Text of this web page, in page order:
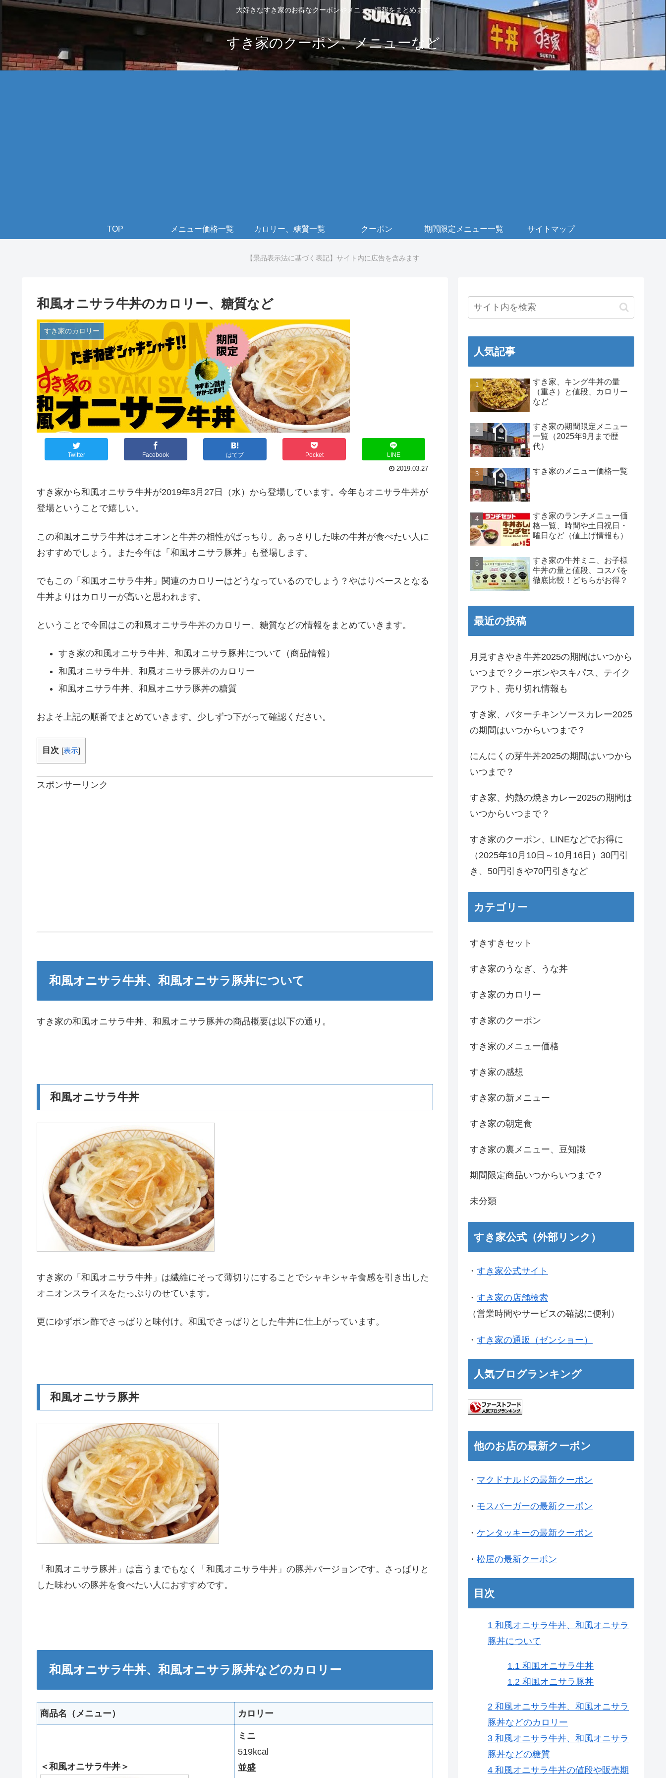
大好きなすき家のお得なクーポンやメニュー情報をまとめます
すき家のクーポン、メニューなど
TOP メニュー価格一覧 カロリー、糖質一覧 クーポン 期間限定メニュー一覧 サイトマップ
【景品表示法に基づく表記】サイト内に広告を含みます
和風オニサラ牛丼のカロリー、糖質など
すき家のカロリー
Twitter Facebook はてブ Pocket LINE
2019.03.27
すき家から和風オニサラ牛丼が2019年3月27日（水）から登場しています。今年もオニサラ牛丼が
登場ということで嬉しい。
この和風オニサラ牛丼はオニオンと牛丼の相性がばっちり。あっさりした味の牛丼が食べたい人に
おすすめでしょう。また今年は「和風オニサラ豚丼」も登場します。
でもこの「和風オニサラ牛丼」関連のカロリーはどうなっているのでしょう？やはりベースとなる
牛丼よりはカロリーが高いと思われます。
ということで今回はこの和風オニサラ牛丼のカロリー、糖質などの情報をまとめていきます。
すき家の和風オニサラ牛丼、和風オニサラ豚丼について（商品情報）
和風オニサラ牛丼、和風オニサラ豚丼のカロリー
和風オニサラ牛丼、和風オニサラ豚丼の糖質
およそ上記の順番でまとめていきます。少しずつ下がって確認ください。
目次 [表示]
スポンサーリンク
和風オニサラ牛丼、和風オニサラ豚丼について
すき家の和風オニサラ牛丼、和風オニサラ豚丼の商品概要は以下の通り。
和風オニサラ牛丼
すき家の「和風オニサラ牛丼」は繊維にそって薄切りにすることでシャキシャキ食感を引き出した
オニオンスライスをたっぷりのせています。
更にゆずポン酢でさっぱりと味付け。和風でさっぱりとした牛丼に仕上がっています。
和風オニサラ豚丼
「和風オニサラ豚丼」は言うまでもなく「和風オニサラ牛丼」の豚丼バージョンです。さっぱりと
した味わいの豚丼を食べたい人におすすめです。
和風オニサラ牛丼、和風オニサラ豚丼などのカロリー
商品名（メニュー） カロリー
＜和風オニサラ牛丼＞
ミニ
519kcal
並盛
人気記事
すき家、キング牛丼の量
（重さ）と値段、カロリー
など
すき家の期間限定メニュー
一覧（2025年9月まで歴
代）
すき家のメニュー価格一覧
すき家のランチメニュー価
格一覧、時間や土日祝日・
曜日など（値上げ情報も）
すき家の牛丼ミニ、お子様
牛丼の量と値段、コスパを
徹底比較！どちらがお得？
最近の投稿
月見すきやき牛丼2025の期間はいつから
いつまで？クーポンやスキパス、テイク
アウト、売り切れ情報も
すき家、バターチキンソースカレー2025
の期間はいつからいつまで？
にんにくの芽牛丼2025の期間はいつから
いつまで？
すき家、灼熱の焼きカレー2025の期間は
いつからいつまで？
すき家のクーポン、LINEなどでお得に
（2025年10月10日～10月16日）30円引
き、50円引きや70円引きなど
カテゴリー
すきすきセット
すき家のうなぎ、うな丼
すき家のカロリー
すき家のクーポン
すき家のメニュー価格
すき家の感想
すき家の新メニュー
すき家の朝定食
すき家の裏メニュー、豆知識
期間限定商品いつからいつまで？
未分類
すき家公式（外部リンク）
・ すき家公式サイト
・ すき家の店舗検索
（営業時間やサービスの確認に便利）
・ すき家の通販（ゼンショー）
人気ブログランキング
他のお店の最新クーポン
・ マクドナルドの最新クーポン
・ モスバーガーの最新クーポン
・ ケンタッキーの最新クーポン
・ 松屋の最新クーポン
目次
1 和風オニサラ牛丼、和風オニサラ
豚丼について
1.1 和風オニサラ牛丼
1.2 和風オニサラ豚丼
2 和風オニサラ牛丼、和風オニサラ
豚丼などのカロリー
3 和風オニサラ牛丼、和風オニサラ
豚丼などの糖質
4 和風オニサラ牛丼の値段や販売期